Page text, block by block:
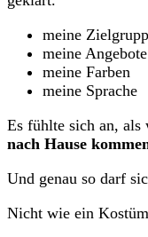
meine
meine Angebote
meine Farben
meine Sprache
Es fühlte sich an, als
nach Hause
Und genau so darf
Nicht wie ein